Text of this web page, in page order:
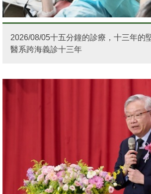
2026/08/05十五分鐘的診療，十三年的
醫系跨海義診十三年